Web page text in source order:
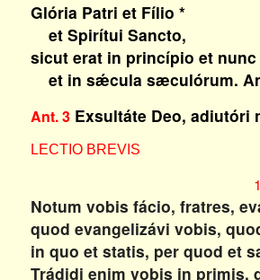
Glória Patri et Fílio *
et Spirítui Sancto,
sicut erat in princípio et nunc
et in sǽcula sæculórum.
Ant. 3Exsultáte Deo, adiutóri
LECTIO BREVIS
Notum vobis fácio, fratres,
quod evangelizávi vobis,
in quo et statis, per quod et
Trádidi enim vobis in primis,